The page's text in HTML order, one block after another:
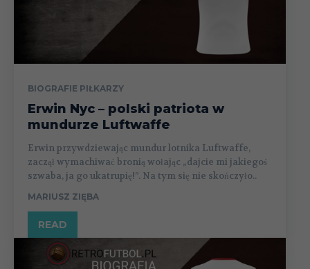
BIOGRAFIE PIŁKARZY
Erwin Nyc – polski patriota w
mundurze Luftwaffe
Erwin przywdziewając mundur lotnika Luftwaffe,
zaczął wymachiwać bronią wołając „dajcie mi jakiegoś
szwaba, ja go ukatrupię!”. Na tym się nie skończyło..
MARIUSZ ZIĘBA
READ